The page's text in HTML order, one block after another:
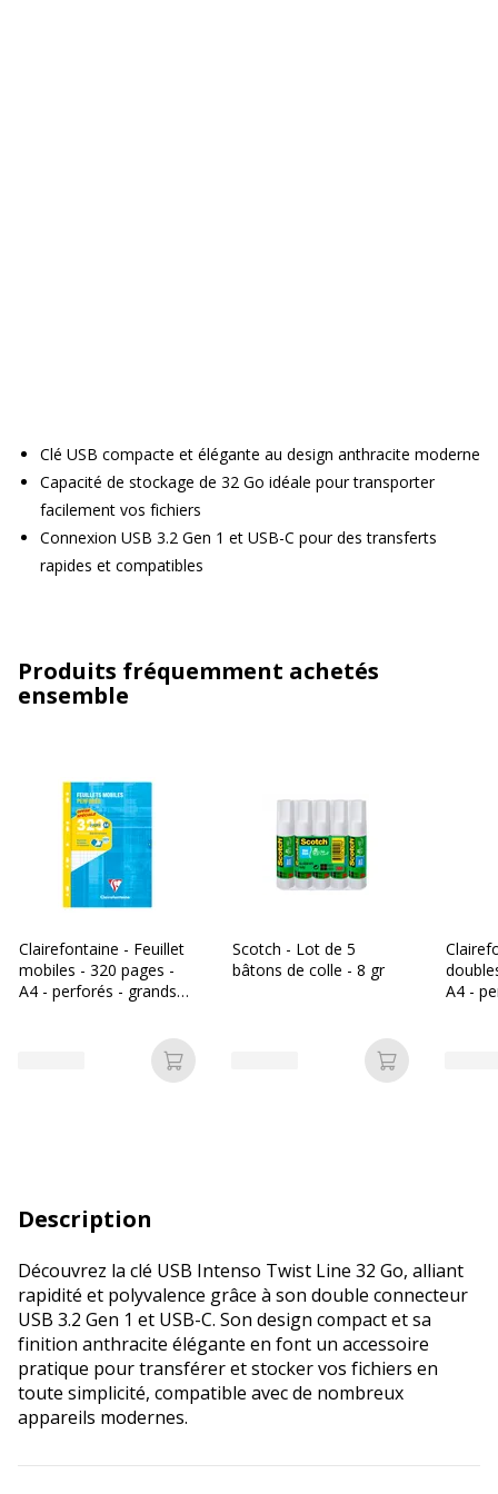
Clé USB compacte et élégante au design anthracite moderne
Capacité de stockage de 32 Go idéale pour transporter
facilement vos fichiers
Connexion USB 3.2 Gen 1 et USB-C pour des transferts
rapides et compatibles
Produits fréquemment achetés
ensemble
Clairefontaine - Feuillet
mobiles - 320 pages -
A4 - perforés - grands
Ajouter au panier
Scotch - Lot de 5
bâtons de colle - 8 gr
Ajouter au
A4 -
Description
Découvrez la clé USB Intenso Twist Line 32 Go, alliant
rapidité et polyvalence grâce à son double connecteur
USB 3.2 Gen 1 et USB-C. Son design compact et sa
finition anthracite élégante en font un accessoire
pratique pour transférer et stocker vos fichiers en
toute simplicité, compatible avec de nombreux
appareils modernes.